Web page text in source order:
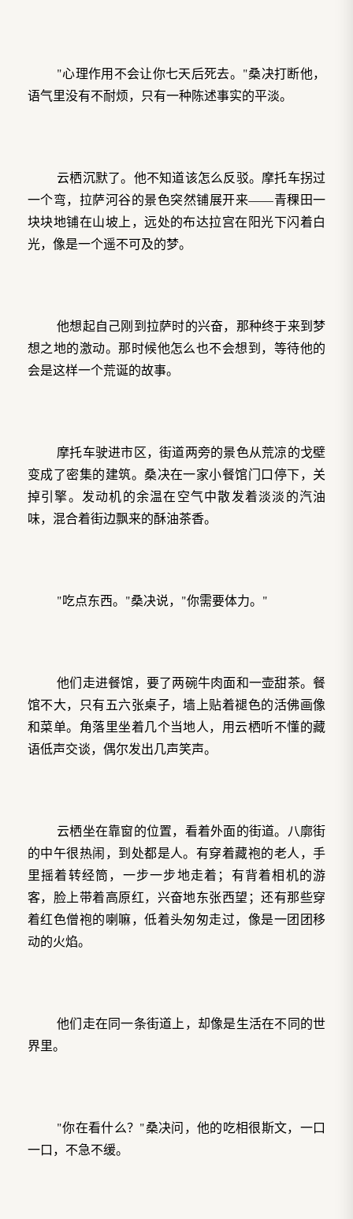
"心理作用不会让你七天后死去。"桑决打断他，
语气里没有不耐烦，只有一种陈述事实的平淡。
云栖沉默了。他不知道该怎么反驳。摩托车拐过
一个弯，拉萨河谷的景色突然铺展开来——青稞田一
块块地铺在山坡上，远处的布达拉宫在阳光下闪着白
光，像是一个遥不可及的梦。
他想起自己刚到拉萨时的兴奋，那种终于来到梦
想之地的激动。那时候他怎么也不会想到，等待他的
会是这样一个荒诞的故事。
摩托车驶进市区，街道两旁的景色从荒凉的戈壁
变成了密集的建筑。桑决在一家小餐馆门口停下，关
掉引擎。发动机的余温在空气中散发着淡淡的汽油
味，混合着街边飘来的酥油茶香。
"吃点东西。"桑决说，"你需要体力。"
他们走进餐馆，要了两碗牛肉面和一壶甜茶。餐
馆不大，只有五六张桌子，墙上贴着褪色的活佛画像
和菜单。角落里坐着几个当地人，用云栖听不懂的藏
语低声交谈，偶尔发出几声笑声。
云栖坐在靠窗的位置，看着外面的街道。八廓街
的中午很热闹，到处都是人。有穿着藏袍的老人，手
里摇着转经筒，一步一步地走着；有背着相机的游
客，脸上带着高原红，兴奋地东张西望；还有那些穿
着红色僧袍的喇嘛，低着头匆匆走过，像是一团团移
动的火焰。
他们走在同一条街道上，却像是生活在不同的世
界里。
"你在看什么？"桑决问，他的吃相很斯文，一口
一口，不急不缓。